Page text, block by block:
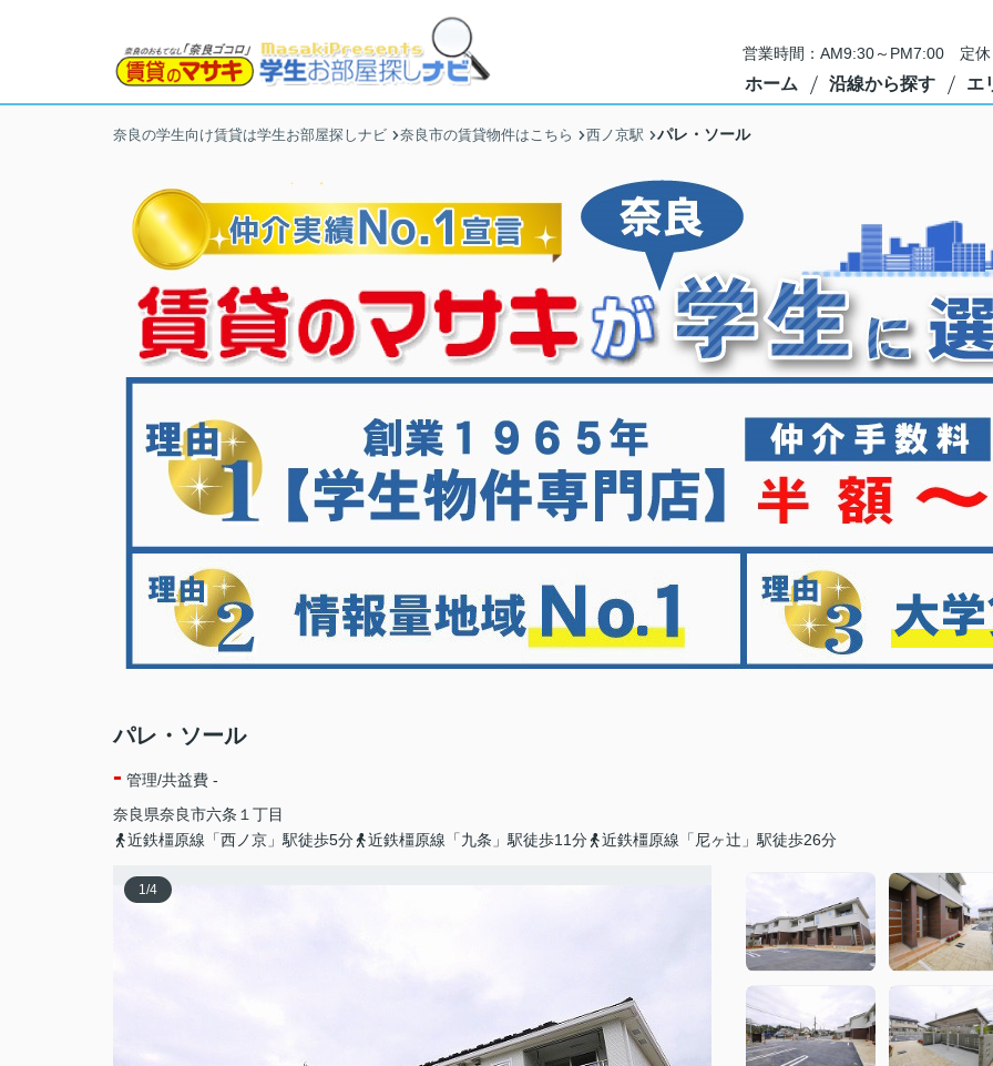
営業時間：AM9:30～PM7:00 定休
ホーム 沿線から探す エ
奈良の学生向け賃貸は学生お部屋探しナビ 奈良市の賃貸物件はこちら 西ノ京駅 パレ・ソール
パレ・ソール
- 管理/共益費 -
奈良県奈良市六条 １丁目
近鉄橿原線「西ノ京」駅徒歩5分
近鉄橿原線「九条」駅徒歩11分 近鉄橿原線「尼ヶ辻」駅徒歩26分
1/4